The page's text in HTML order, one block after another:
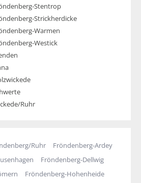
Stentrop
Strickherdicke
Warmen
Westick
Ruhr
Ruhr
Fröndenberg-Ardey
Fröndenberg-Dellwig
Fröndenberg-Hohenheide